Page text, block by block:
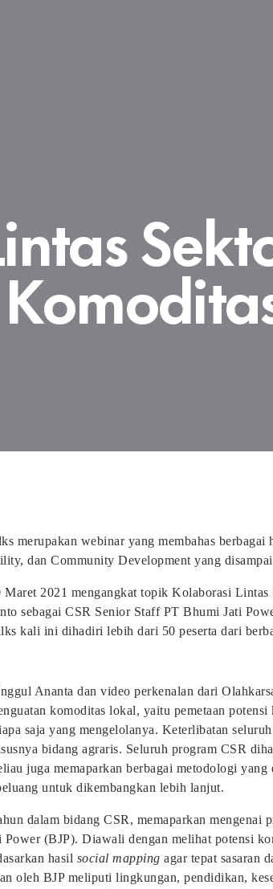
merupakan webinar yang membahas
dan Community Development yang
2021 mengangkat topik Kolaborasi Lintas
sebagai CSR Senior Staff PT Bhumi Jati
kali ini dihadiri lebih dari 50 peserta dari
Ananta dan video perkenalan dari
komoditas lokal, yaitu pemetaan potensi
saja yang mengelolanya. Keterlibatan
bidang agraris. Seluruh program CSR
juga memaparkan berbagai metodologi yang
untuk dikembangkan lebih lanjut.
dalam bidang CSR, memaparkan mengenai
(BJP). Diawali dengan melihat potensi
hasil social mapping agar tepat sasaran
oleh BJP meliputi lingkungan, pendidikan,